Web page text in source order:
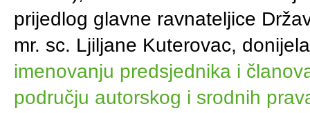
prijedlog glavne ravnateljice
mr. sc. Ljiljane Kuterovac,
imenovanju predsjednika i
području autorskog i srodnih